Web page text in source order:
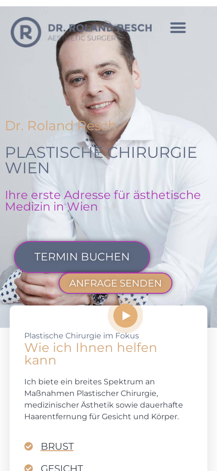
Dr. Roland Resch
PLASTISCHE CHIRURGIE
WIEN
Ihre erste Adresse für ästhetische
Medizin in Wien
TERMIN BUCHEN
ANFRAGE SENDEN
Plastische Chirurgie im Fokus
Wie ich Ihnen helfen
kann
Ich biete ein breites Spektrum an
Maßnahmen Plastischer Chirurgie,
medizinischer Ästhetik sowie dauerhafte
Haarentfernung für Gesicht und Körper.
BRUST